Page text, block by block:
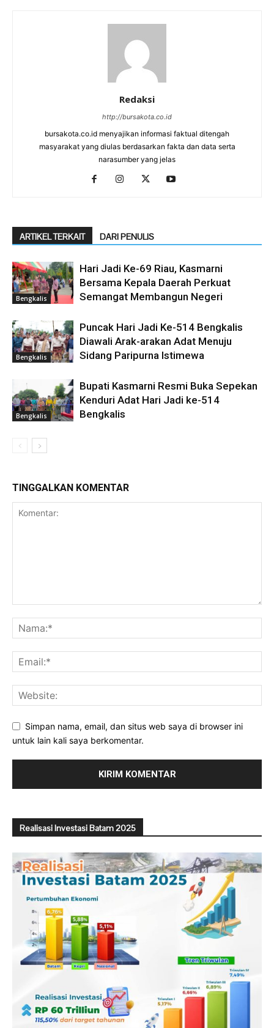
Redaksi
http://bursakota.co.id
bursakota.co.id menyajikan informasi faktual ditengah
masyarakat yang diulas berdasarkan fakta dan data serta
narasumber yang jelas
ARTIKEL TERKAIT DARI PENULIS
Bengkalis
Hari Jadi Ke-69 Riau, Kasmarni
Bersama Kepala Daerah Perkuat
Semangat Membangun Negeri
Bengkalis
Puncak Hari Jadi Ke-514 Bengkalis
Diawali Arak-arakan Adat Menuju
Sidang Paripurna Istimewa
Bengkalis
Bupati Kasmarni Resmi Buka Sepekan
Kenduri Adat Hari Jadi ke-514
Bengkalis
TINGGALKAN KOMENTAR
Simpan nama, email, dan situs web saya di browser ini
untuk lain kali saya berkomentar.
Realisasi Investasi Batam 2025